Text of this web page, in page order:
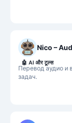
Nico –
Перевод аудио и
задач.
🤖 AI और टूल्स